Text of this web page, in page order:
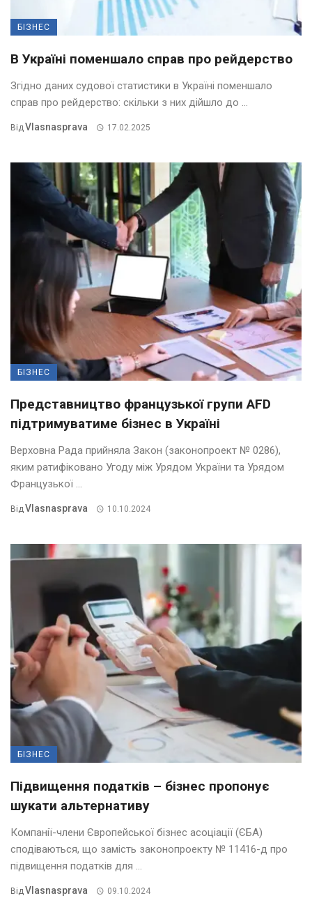
БІЗНЕС
В Україні поменшало справ про рейдерство
Згідно даних судової статистики в Україні поменшало
справ про рейдерство: скільки з них дійшло до ...
ВідVlasnasprava 17.02.2025
БІЗНЕС
Представництво французької групи AFD
підтримуватиме бізнес в Україні
Верховна Рада прийняла Закон (законопроект № 0286),
яким ратифіковано Угоду між Урядом України та Урядом
Французької ...
ВідVlasnasprava 10.10.2024
БІЗНЕС
Підвищення податків – бізнес пропонує
шукати альтернативу
Компанії-члени Європейської бізнес асоціації (ЄБА)
сподіваються, що замість законопроекту № 11416-д про
підвищення податків для ...
ВідVlasnasprava 09.10.2024